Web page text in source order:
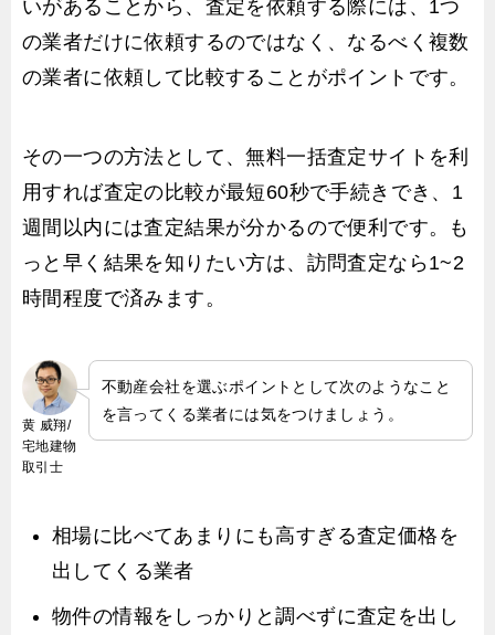
いがあることから、査定を依頼する際には、1つ
の業者だけに依頼するのではなく、なるべく複数
の業者に依頼して比較することがポイントです。
その一つの方法として、無料一括査定サイトを利
用すれば査定の比較が最短60秒で手続きでき、1
週間以内には査定結果が分かるので便利です。も
っと早く結果を知りたい方は、訪問査定なら1~2
時間程度で済みます。
黄 威翔/
宅地建物
取引士
不動産会社を選ぶポイントとして次のようなこと
を言ってくる業者には気をつけましょう。
相場に比べてあまりにも高すぎる査定価格を
出してくる業者
物件の情報をしっかりと調べずに査定を出し